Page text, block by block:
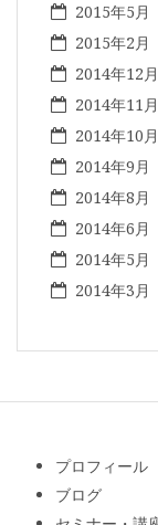
2015年5月
2015年2月
2014年12月
2014年11月
2014年10月
2014年9月
2014年8月
2014年6月
2014年5月
2014年3月
プロフィール
ブログ